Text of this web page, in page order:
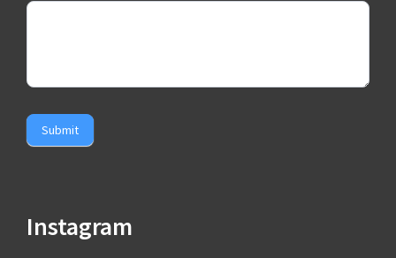
Submit
Instagram